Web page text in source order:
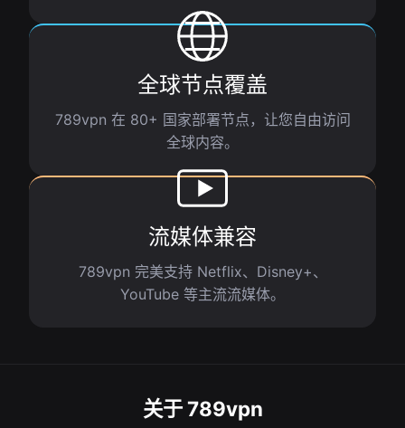
全球节点覆盖
789vpn 在 80+ 国家部署节点，让您自由访问
全球内容。
流媒体兼容
789vpn 完美支持 Netflix、Disney+、
YouTube 等主流流媒体。
关于 789vpn